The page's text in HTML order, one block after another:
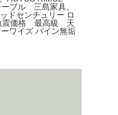
ブル 三島家具。
ドセンチュリー ロ
震価格 最高級 天
ワイズ パイン無垢